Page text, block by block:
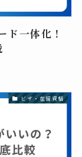
ド一体化！
ビザ・在留資格